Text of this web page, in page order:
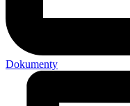
Dokumenty